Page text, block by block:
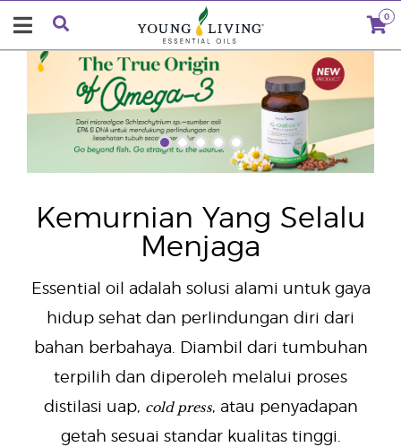
0
Kemurnian Yang Selalu
Menjaga
Essential oil adalah solusi alami untuk gaya
hidup sehat dan perlindungan diri dari
bahan berbahaya. Diambil dari tumbuhan
terpilih dan diperoleh melalui proses
distilasi uap, cold press, atau penyadapan
getah sesuai standar kualitas tinggi.